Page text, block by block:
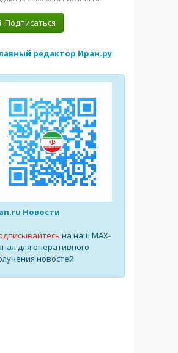
Подписаться
редактор Иран.ру
Новости
на наш MAX-
для оперативного
новостей.